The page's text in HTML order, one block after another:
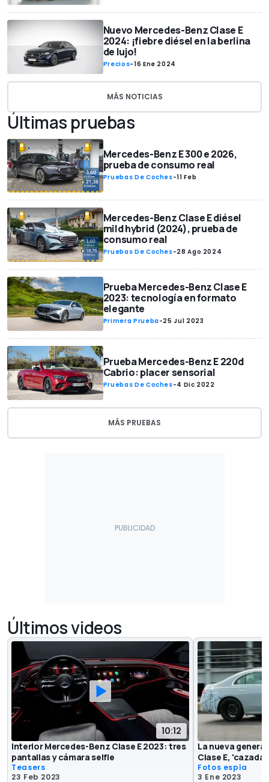
Nuevo Mercedes-Benz Clase E
2024: ¡fiebre diésel en la berlina
de lujo!
Precios-16 Ene 2024
MÁS NOTICIAS
Últimas pruebas
Mercedes-Benz E 300 e 2026,
prueba de consumo real
Pruebas De Coches-11 Feb
Mercedes-Benz Clase E diésel
mild hybrid (2024), prueba de
consumo real
Pruebas De Coches-28 Ago 2024
Prueba Mercedes-Benz Clase E
2023: tecnología en formato
elegante
Primera Prueba-25 Jul 2023
Prueba Mercedes-Benz E 220d
Cabrio: placer sensorial
Pruebas De Coches-4 Dic 2022
MÁS PRUEBAS
Últimos videos
10:12
Interior Mercedes-Benz Clase E 2023: tres
pantallas y cámara selfie
Teasers
23 Feb 2023
La nueva
Clase E,
Fotos espía
3 Ene 2023